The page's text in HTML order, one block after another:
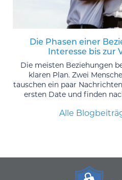
Die Phasen einer
Interesse bis zur
Die meisten Beziehungen
klaren Plan. Zwei
tauschen ein paar
ersten Date und finden
Alle